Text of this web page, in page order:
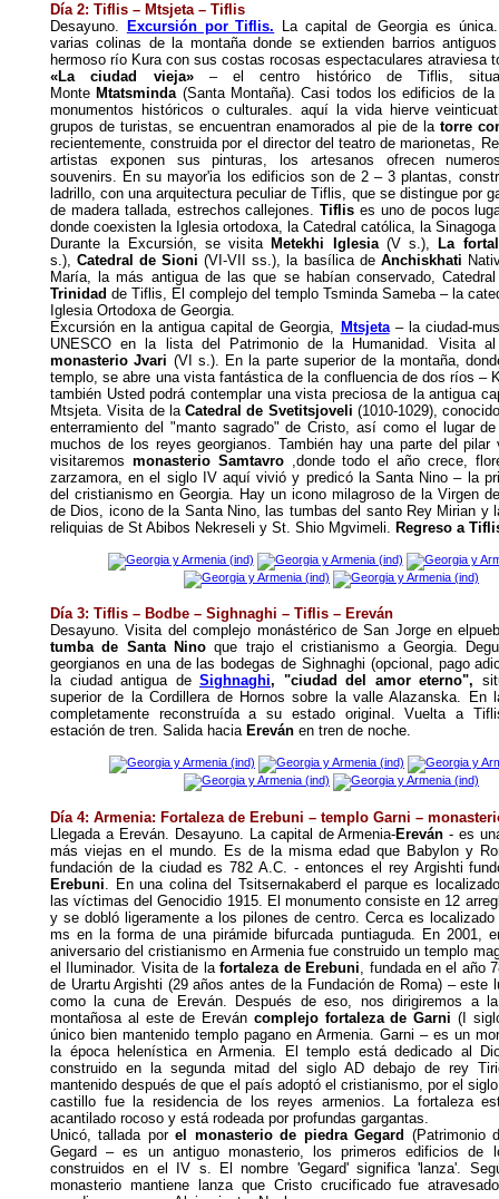
Día 2: Tiflis – Mtsjeta – Tiflis
Desayuno.
Excursión por Tiflis. La capital de Georgia es
varias colinas de la montaña donde se extienden barrios
hermoso río Kura con sus costas rocosas espectaculares atraviesa
«La ciudad vieja»– el centro histórico de Tiflis,
Monte Mtatsminda(Santa Montaña). Casi todos los edificios de la
monumentos históricos o culturales. aquí la vida hierve
grupos de turistas, se encuentran enamorados al pie de la torre
recientemente, construida por el director del teatro de marionetas,
artistas exponen sus pinturas, los artesanos ofrecen
souvenirs. En su mayor'ia los edificios son de 2 – 3 plantas,
ladrillo, con una arquitectura peculiar de Tiflis, que se distingue por
de madera tallada, estrechos callejones.Tiflis es uno de pocos
donde coexisten la Iglesia ortodoxa, la Catedral católica, la
Durante la Excursión, se visita Metekhi Iglesia(V s.),
La
s.),Catedral de Sioni (VI-VII ss.), la basílica de Anchiskhati
María, la más antigua de las que se habían conservado,
Trinidad de Tiflis, El complejo del templo Tsminda Sameba – la
Iglesia Ortodoxa de Georgia.
Excursión en la antigua capital de Georgia, Mtsjeta– la ciudad-
UNESCO en la lista del Patrimonio de la Humanidad. Visita
monasterio Jvari (VI s.). En la parte superior de la montaña,
templo, se abre una vista fantástica de la confluencia de dos ríos –
también Usted podrá contemplar una vista preciosa de la antigua
Mtsjeta. Visita de la Catedral de Svetitsjoveli (1010-1029),
enterramiento del "manto sagrado" de Cristo, así como el lugar de
muchos de los reyes georgianos. También hay una parte del pilar
visitaremos monasterio Samtavro ,donde todo el año crece,
zarzamora, en el siglo IV aquí vivió y predicó la Santa Nino – la
del cristianismo en Georgia. Hay un icono milagroso de la Virgen
de Dios, icono de la Santa Nino, las tumbas del santo Rey Mirian y
reliquias de St Abibos Nekreseli y St. Shio Mgvimeli. Regreso a
Día 3: Tiflis – Bodbe – Sighnaghi – Tiflis – Ereván
Desayuno. Visita del complejo monástérico de San Jorge en
tumba de Santa Nino que trajo el cristianismo a Georgia.
georgianos en una de las bodegas de Sighnaghi (opcional, pago
la ciudad antigua de Sighnaghi, "ciudad del amor eterno",
superior de la Cordillera de Hornos sobre la valle Alazanska. En
completamente reconstruída a su estado original. Vuelta a
estación de tren. Salida hacia Ereván en tren de noche.
Día 4: Armenia: Fortaleza de Erebuni – templo Garni –
Llegada a Ereván. Desayuno. La capital de Armenia-Ereván - es
más viejas en el mundo. Es de la misma edad que Babylon y
fundación de la ciudad es 782 A.C. - entonces el rey Argishti
Erebuni. En una colina del Tsitsernakaberd el parque es
las víctimas del Genocidio 1915. El monumento consiste en 12
y se dobló ligeramente a los pilones de centro. Cerca es
ms en la forma de una pirámide bifurcada puntiaguda. En 2001,
aniversario del cristianismo en Armenia fue construido un templo
el Iluminador. Visita de lafortaleza de Erebuni, fundada en el año
de Urartu Argishti (29 años antes de la Fundación de Roma) – este
como la cuna de Ereván. Después de eso, nos dirigiremos a
montañosa al este de Ereván complejo fortaleza de Garni (I
único bien mantenido templo pagano en Armenia. Garni – es un
la época helenística en Armenia. El templo está dedicado al
construido en la segunda mitad del siglo AD debajo de rey
mantenido después de que el país adoptó el cristianismo, por el
castillo fue la residencia de los reyes armenios. La fortaleza
acantilado rocoso y está rodeada por profundas gargantas.
Unicó, tallada porel monasterio de piedra Gegard (Patrimonio
Gegard – es un antiguo monasterio, los primeros edificios de
construidos en el IV s. El nombre 'Gegard' significa 'lanza'.
monasterio mantiene lanza que Cristo crucificado fue